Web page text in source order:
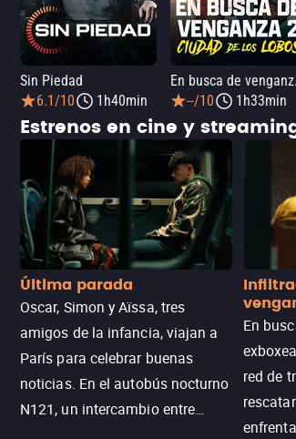
Sin Piedad
6.1/10
1h40min
En
--/10
1h33min
Estrenos en cine y
Última parada
Oscar, Simon y Aïssa, tres
amigos de la infancia, viajan a
París para celebrar buenas
noticias. En el autobús nocturno
N121, un intercambio entre
En
red de